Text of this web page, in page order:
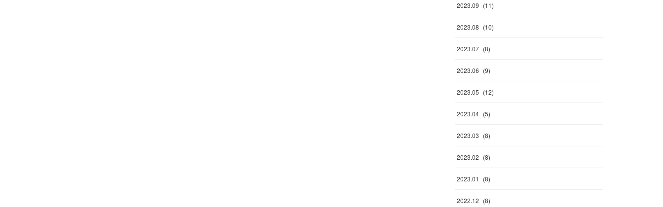
2023.09 (11)
2023.08 (10)
2023.07 (8)
2023.06 (9)
2023.05 (12)
2023.04 (5)
2023.03 (8)
2023.02 (8)
2023.01 (8)
2022.12 (8)